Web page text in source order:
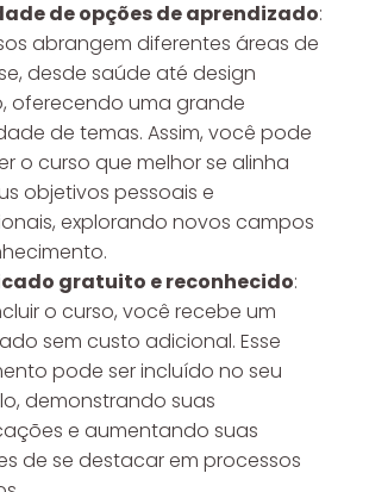
de opções de aprendizado:
abrangem diferentes áreas de
desde saúde até design
oferecendo uma grande
de temas. Assim, você pode
o curso que melhor se alinha
objetivos pessoais e
explorando novos campos
gratuito e reconhecido:
o curso, você recebe um
sem custo adicional. Esse
pode ser incluído no seu
demonstrando suas
e aumentando suas
de se destacar em processos